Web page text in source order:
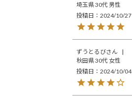
埼玉県30代 男性
投稿日
2024/10/27
ずうとるび
秋田県30代 女性
投稿日
2024/10/04